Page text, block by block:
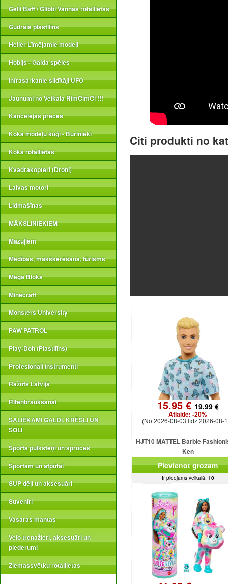
Gelli Baff / Glibbi Vannas rotaļlietas
Gudrais plastilīns
Heller Līmējamie modeļi
Hobijs - Galda spēles
Infrasarkanie sildītāji UFO
Jaunumi no Veikala RimCimCi !!!
Kancelejas preces
Koka modeļu kuģi - Burinieki
Koka rotaļlietas
Kvadrakopteri (Droni)
Laivas motori
Lidmašīnas
MĀKSLINIEKIEM
Mazuļiem
Medības, makšķerēšana, tūrisms
Mega Bloks
Minecraft
Monsters University
PAW PATROL
Play-Doh (Plastilīns)
Profesionāli instrumenti
Ražots Latvijā
Riteņbraukšanai
SALIEKAMI GALDI, KRĒSLI UN
SOLI
Sporta pulksteņi un aproces
Sportam un atpūtai
SUP dēļi un aksesuāri
Suvenīri
Vasaras mantas
Velo trenažieri, aksesuāri un
piederumi
Ziemassvētku rotaļlietas
Citi produkti no
15.95 €19.99 €
Atlaide: -20%
(No 2026-08-03 līdz 2026-08-
HJT10 MATTEL Barbie
Ken
Pievienot grozam
Ir pieejams veikalā: 10